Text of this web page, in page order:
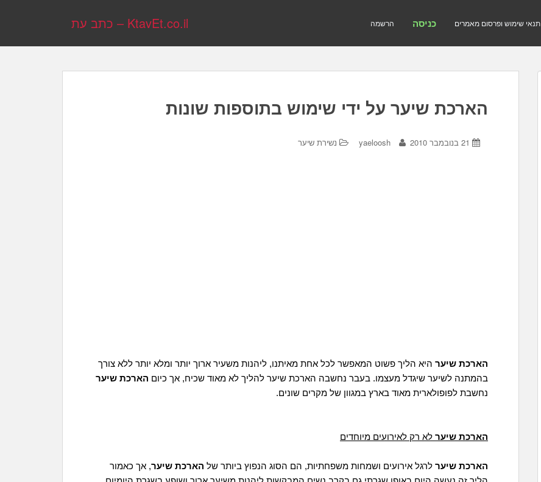
KtavEt.co.il – כתב עת הרשמה כניסה תנאי שימוש ופרסום מאמרים
הארכת שיער על ידי שימוש בתוספות שונות
21 בנובמבר 2010 yaeloosh נשירת שיער
הארכת שיער היא הליך פשוט המאפשר לכל אחת מאיתנו, ליהנות משעיר ארוך יותר ומלא יותר ללא צורך
בהמתנה לשיער שיגדל מעצמו. בעבר נחשבה הארכת שיער להליך לא מאוד שכיח, אך כיום הארכת שיער
נחשבת לפופולארית מאוד בארץ במגוון של מקרים שונים.
הארכת שיער לא רק לאירועים מיוחדים
הארכת שיער לרגל אירועים ושמחות משפחתיות, הם הסוג הנפוץ ביותר של הארכת שיער, אך כאמור